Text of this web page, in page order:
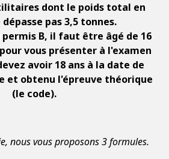
dont le poids total en
pas 3,5 tonnes.
B, il faut être âgé de 16
vous présenter à l'examen
avoir 18 ans à la date de
et obtenu l'épreuve théorique
(le code).
nous vous proposons 3 formules.